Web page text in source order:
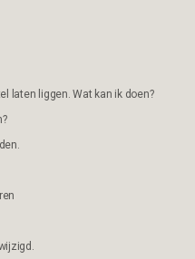
laten liggen. Wat kan ik doen?